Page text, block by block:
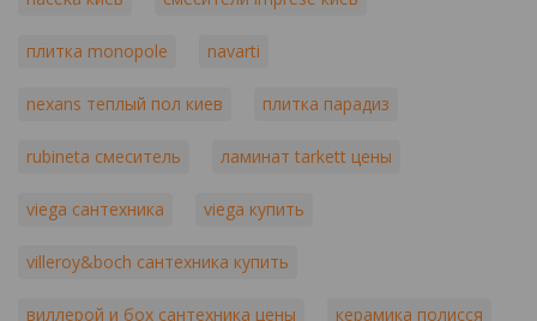
плитка monopole navarti
nexans теплый пол киев плитка парадиз
rubineta смеситель ламинат tarkett цены
viega сантехника viega купить
villeroy&boch сантехника купить
виллерой и бох сантехника цены керамика полисся